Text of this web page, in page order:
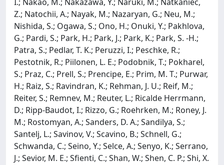
Z.; Natochii, A.; Nayak, M.; Nazaryan, G.; Neu, M.;
Nishida, S.; Ogawa, S.; Ono, H.; Onuki, Y.; Pakhlova,
G.; Pardi, S.; Park, H.; Park, J.; Park, K.; Park, S. -H.;
Patra, S.; Pedlar, T. K.; Peruzzi, I.; Peschke, R.;
Pestotnik, R.; Piilonen, L. E.; Podobnik, T.; Pokharel,
S.; Praz, C.; Prell, S.; Prencipe, E.; Prim, M. T.; Purwar,
H.; Raiz, S.; Ravindran, K.; Rehman, J. U.; Reif, M.;
Reiter, S.; Remnev, M.; Reuter, L.; Ricalde Herrmann,
D.; Ripp-Baudot, I.; Rizzo, G.; Roehrken, M.; Roney, J.
M.; Rostomyan, A.; Sanders, D. A.; Sandilya, S.;
Santelj, L.; Savinov, V.; Scavino, B.; Schnell, G.;
Schwanda, C.; Seino, Y.; Selce, A.; Senyo, K.; Serrano,
J.; Sevior, M. E.; Sfienti, C.; Shan, W.; Shen, C. P.; Shi, X.